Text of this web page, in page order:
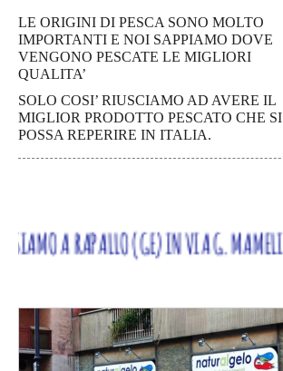
LE ORIGINI DI PESCA SONO MOLTO
IMPORTANTI E NOI SAPPIAMO DOVE
VENGONO PESCATE LE MIGLIORI
QUALITA’
SOLO COSI’ RIUSCIAMO AD AVERE IL
MIGLIOR PRODOTTO PESCATO CHE SI
POSSA REPERIRE IN ITALIA.
(GE) IN VIA G. MAMELI 203